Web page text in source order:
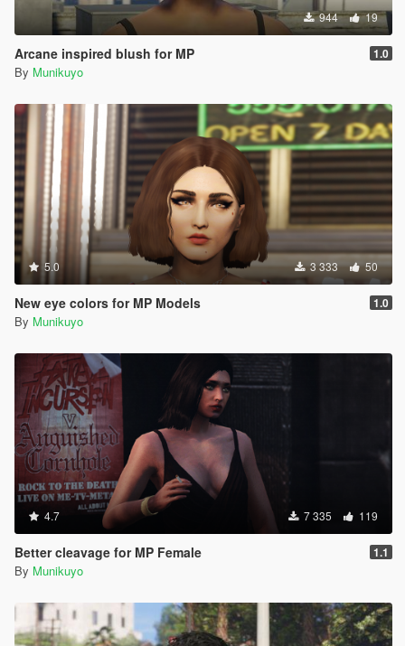
944 19
Arcane inspired blush for MP 1.0
By Munikuyo
5.0 3 333 50
New eye colors for MP Models 1.0
By Munikuyo
4.7 7 335 119
Better cleavage for MP Female 1.1
By Munikuyo